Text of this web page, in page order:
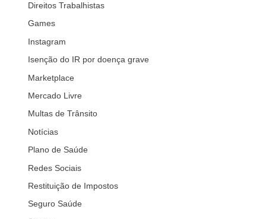
Direitos Trabalhistas
Games
Instagram
Isenção do IR por doença grave
Marketplace
Mercado Livre
Multas de Trânsito
Notícias
Plano de Saúde
Redes Sociais
Restituição de Impostos
Seguro Saúde